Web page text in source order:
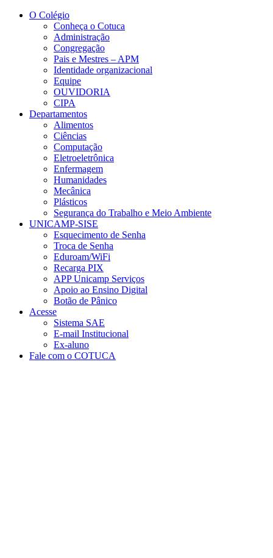
Conteúdo principal
O Colégio
Conheça o Cotuca
Administração
Congregação
Pais e Mestres – APM
Identidade organizacional
Equipe
OUVIDORIA
CIPA
Departamentos
Alimentos
Ciências
Computação
Eletroeletrônica
Enfermagem
Humanidades
Mecânica
Plásticos
Segurança do Trabalho e Meio Ambiente
UNICAMP-SISE
Esquecimento de Senha
Troca de Senha
Eduroam/WiFi
Recarga PIX
APP Unicamp Serviços
Apoio ao Ensino Digital
Botão de Pânico
Acesse
Sistema SAE
E-mail Institucional
Ex-aluno
Fale com o COTUCA